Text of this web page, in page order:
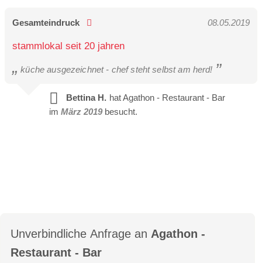
Gesamteindruck 08.05.2019
stammlokal seit 20 jahren
küche ausgezeichnet - chef steht selbst am herd!
Bettina H. hat Agathon - Restaurant - Bar
im März 2019 besucht.
Unverbindliche Anfrage an Agathon -
Restaurant - Bar